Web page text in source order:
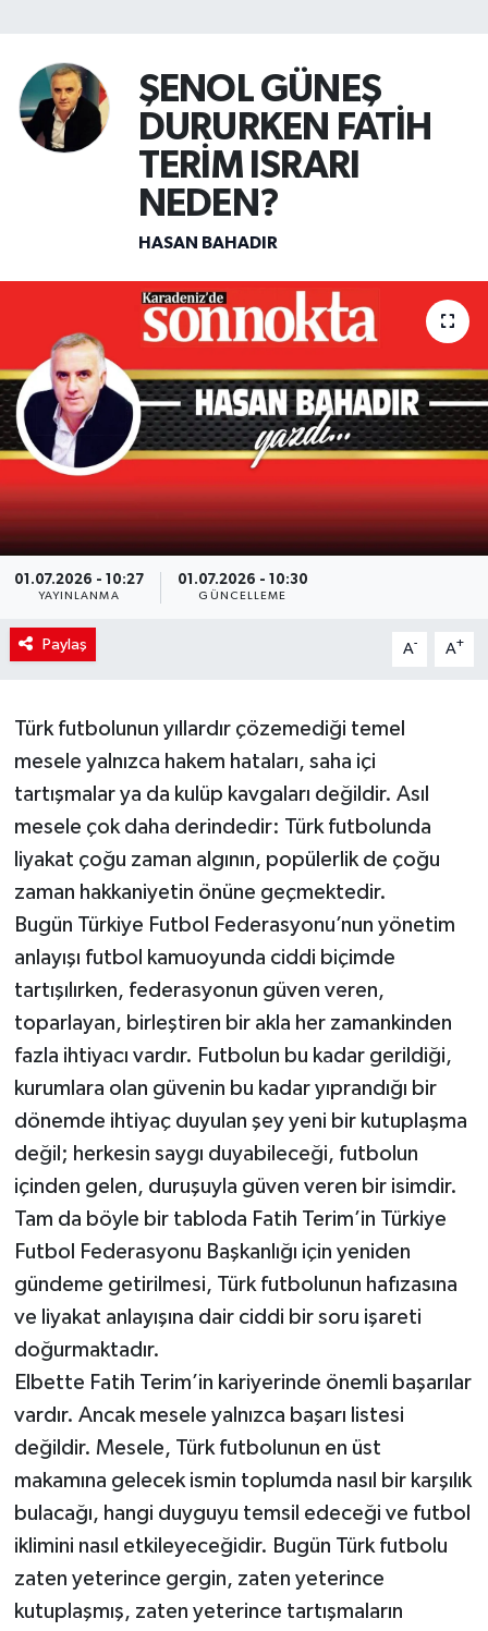
ŞENOL GÜNEŞ
DURURKEN FATİH
TERİM ISRARI
NEDEN?
HASAN BAHADIR
01.07.2026 - 10:27
YAYINLANMA
01.07.2026 - 10:30
GÜNCELLEME
Paylaş A- A+
Türk futbolunun yıllardır çözemediği temel
mesele yalnızca hakem hataları, saha içi
tartışmalar ya da kulüp kavgaları değildir. Asıl
mesele çok daha derindedir: Türk futbolunda
liyakat çoğu zaman algının, popülerlik de çoğu
zaman hakkaniyetin önüne geçmektedir.
Bugün Türkiye Futbol Federasyonu’nun yönetim
anlayışı futbol kamuoyunda ciddi biçimde
tartışılırken, federasyonun güven veren,
toparlayan, birleştiren bir akla her zamankinden
fazla ihtiyacı vardır. Futbolun bu kadar gerildiği,
kurumlara olan güvenin bu kadar yıprandığı bir
dönemde ihtiyaç duyulan şey yeni bir kutuplaşma
değil; herkesin saygı duyabileceği, futbolun
içinden gelen, duruşuyla güven veren bir isimdir.
Tam da böyle bir tabloda Fatih Terim’in Türkiye
Futbol Federasyonu Başkanlığı için yeniden
gündeme getirilmesi, Türk futbolunun hafızasına
ve liyakat anlayışına dair ciddi bir soru işareti
doğurmaktadır.
Elbette Fatih Terim’in kariyerinde önemli başarılar
vardır. Ancak mesele yalnızca başarı listesi
değildir. Mesele, Türk futbolunun en üst
makamına gelecek ismin toplumda nasıl bir karşılık
bulacağı, hangi duyguyu temsil edeceği ve futbol
iklimini nasıl etkileyeceğidir. Bugün Türk futbolu
zaten yeterince gergin, zaten yeterince
kutuplaşmış, zaten yeterince tartışmaların
Teknoloji
TRABZON
TRABZONSPOR